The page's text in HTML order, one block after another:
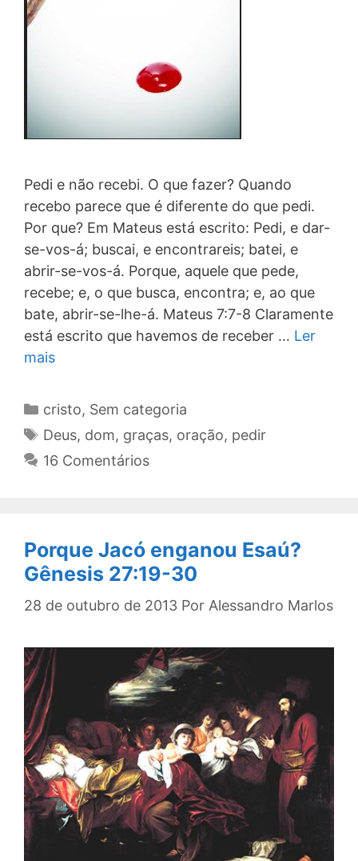
Pedi e não recebi. O que fazer? Quando
recebo parece que é diferente do que pedi.
Por que? Em Mateus está escrito: Pedi, e dar-
se-vos-á; buscai, e encontrareis; batei, e
abrir-se-vos-á. Porque, aquele que pede,
recebe; e, o que busca, encontra; e, ao que
bate, abrir-se-lhe-á. Mateus 7:7-8 Claramente
está escrito que havemos de receber … Ler
mais
Categorias
cristo, Sem categoria
Tags
Deus, dom, graças, oração, pedir
16 Comentários
Porque Jacó enganou Esaú?
Gênesis 27:19-30
28 de outubro de 2013 Por Alessandro Marlos